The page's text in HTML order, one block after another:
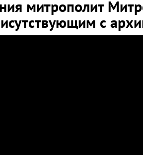
митрополит
с